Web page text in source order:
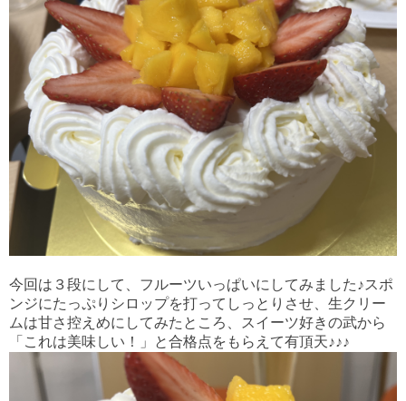
今回は３段にして、フルーツいっぱいにしてみました♪スポ
ンジにたっぷりシロップを打ってしっとりさせ、生クリー
ムは甘さ控えめにしてみたところ、スイーツ好きの武から
「これは美味しい！」と合格点をもらえて有頂天♪♪♪